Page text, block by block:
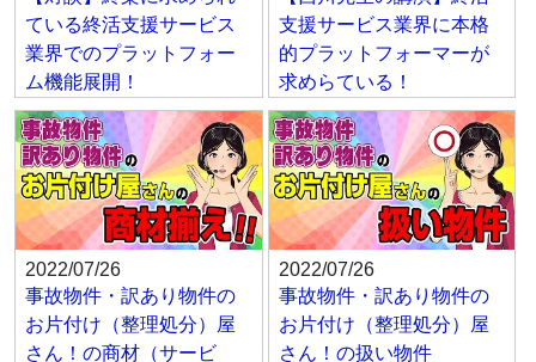
ている終活支援サービス
業界でのプラットフォー
ム機能展開！
支援サービス業界に本格
的プラットフォーマーが
求めらている！
2022/07/26
事故物件・訳あり物件の
お片付け（整理処分）屋
さん！の商材（サービ
2022/07/26
事故物件・訳あり物件の
お片付け（整理処分）屋
さん！の扱い物件